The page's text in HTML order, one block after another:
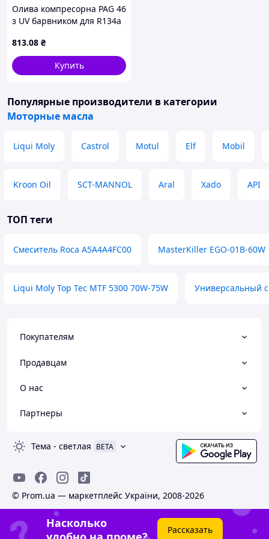
Олива компресорна PAG 46
з UV барвником для R134a
813.08 ₴
Купить
Популярные производители в категории
Моторные масла
Liqui Moly Castrol Motul Elf Mobil
Kroon Oil SCT-MANNOL Aral Xado API
ТОП теги
Смеситель Roca A5A4A4FC00 MasterKiller EGO-01B-60W
Liqui Moly Top Tec MTF 5300 70W-75W Универсальный
Покупателям
Продавцам
О нас
Партнеры
Тема - светлая BETA
© Prom.ua — маркетплейс України, 2008-2026
Насколько
Рассказать